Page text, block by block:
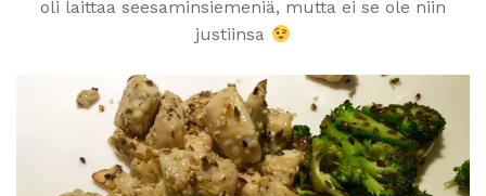
oli laittaa seesaminsiemeniä, mutta ei se ole niin
justiinsa